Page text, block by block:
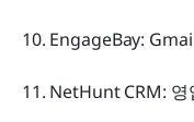
10. EngageBay:
11. NetHunt CRM: 영